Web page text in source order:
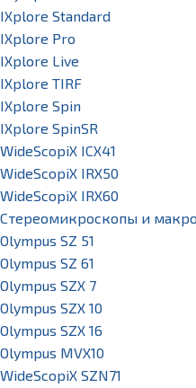
IXplore Standard
IXplore Pro
IXplore Live
IXplore TIRF
IXplore Spin
IXplore SpinSR
WideScopiX ICX41
WideScopiX IRX50
WideScopiX IRX60
Стереомикроскопы и
Olympus SZ 51
Olympus SZ 61
Olympus SZX 7
Olympus SZX 10
Olympus SZX 16
Olympus MVX10
WideScopiX SZN71